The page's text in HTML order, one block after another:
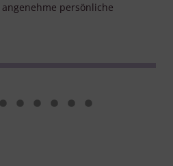
persönliche